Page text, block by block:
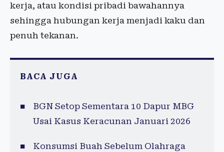
kerja, atau kondisi pribadi bawahannya
sehingga hubungan kerja menjadi kaku dan
penuh tekanan.
BACA JUGA
BGN Setop Sementara 10 Dapur MBG
Usai Kasus Keracunan Januari 2026
Konsumsi Buah Sebelum Olahraga